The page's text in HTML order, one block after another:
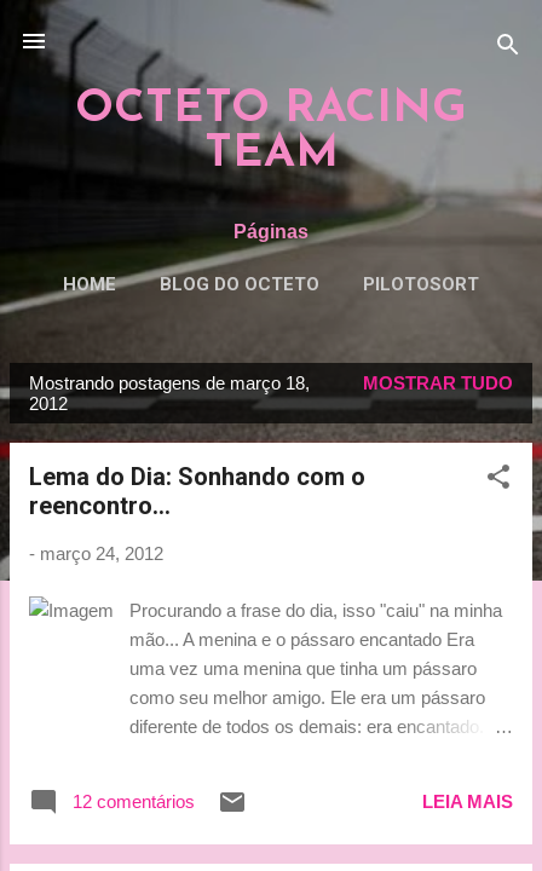
OCTETO RACING
TEAM
Páginas
HOME BLOG DO OCTETO PILOTOSORT
P
o
Mostrando postagens de março 18,
2012
MOSTRAR TUDO
Lema do Dia: Sonhando com o
reencontro...
- março 24, 2012
Procurando a frase do dia, isso "caiu" na minha
mão... A menina e o pássaro encantado Era
uma vez uma menina que tinha um pássaro
como seu melhor amigo. Ele era um pássaro
diferente de todos os demais: era encantado.
Mas o pássaro da menina voava livre e vinha
quando sentia saudades… As suas penas
12 comentários LEIA MAIS